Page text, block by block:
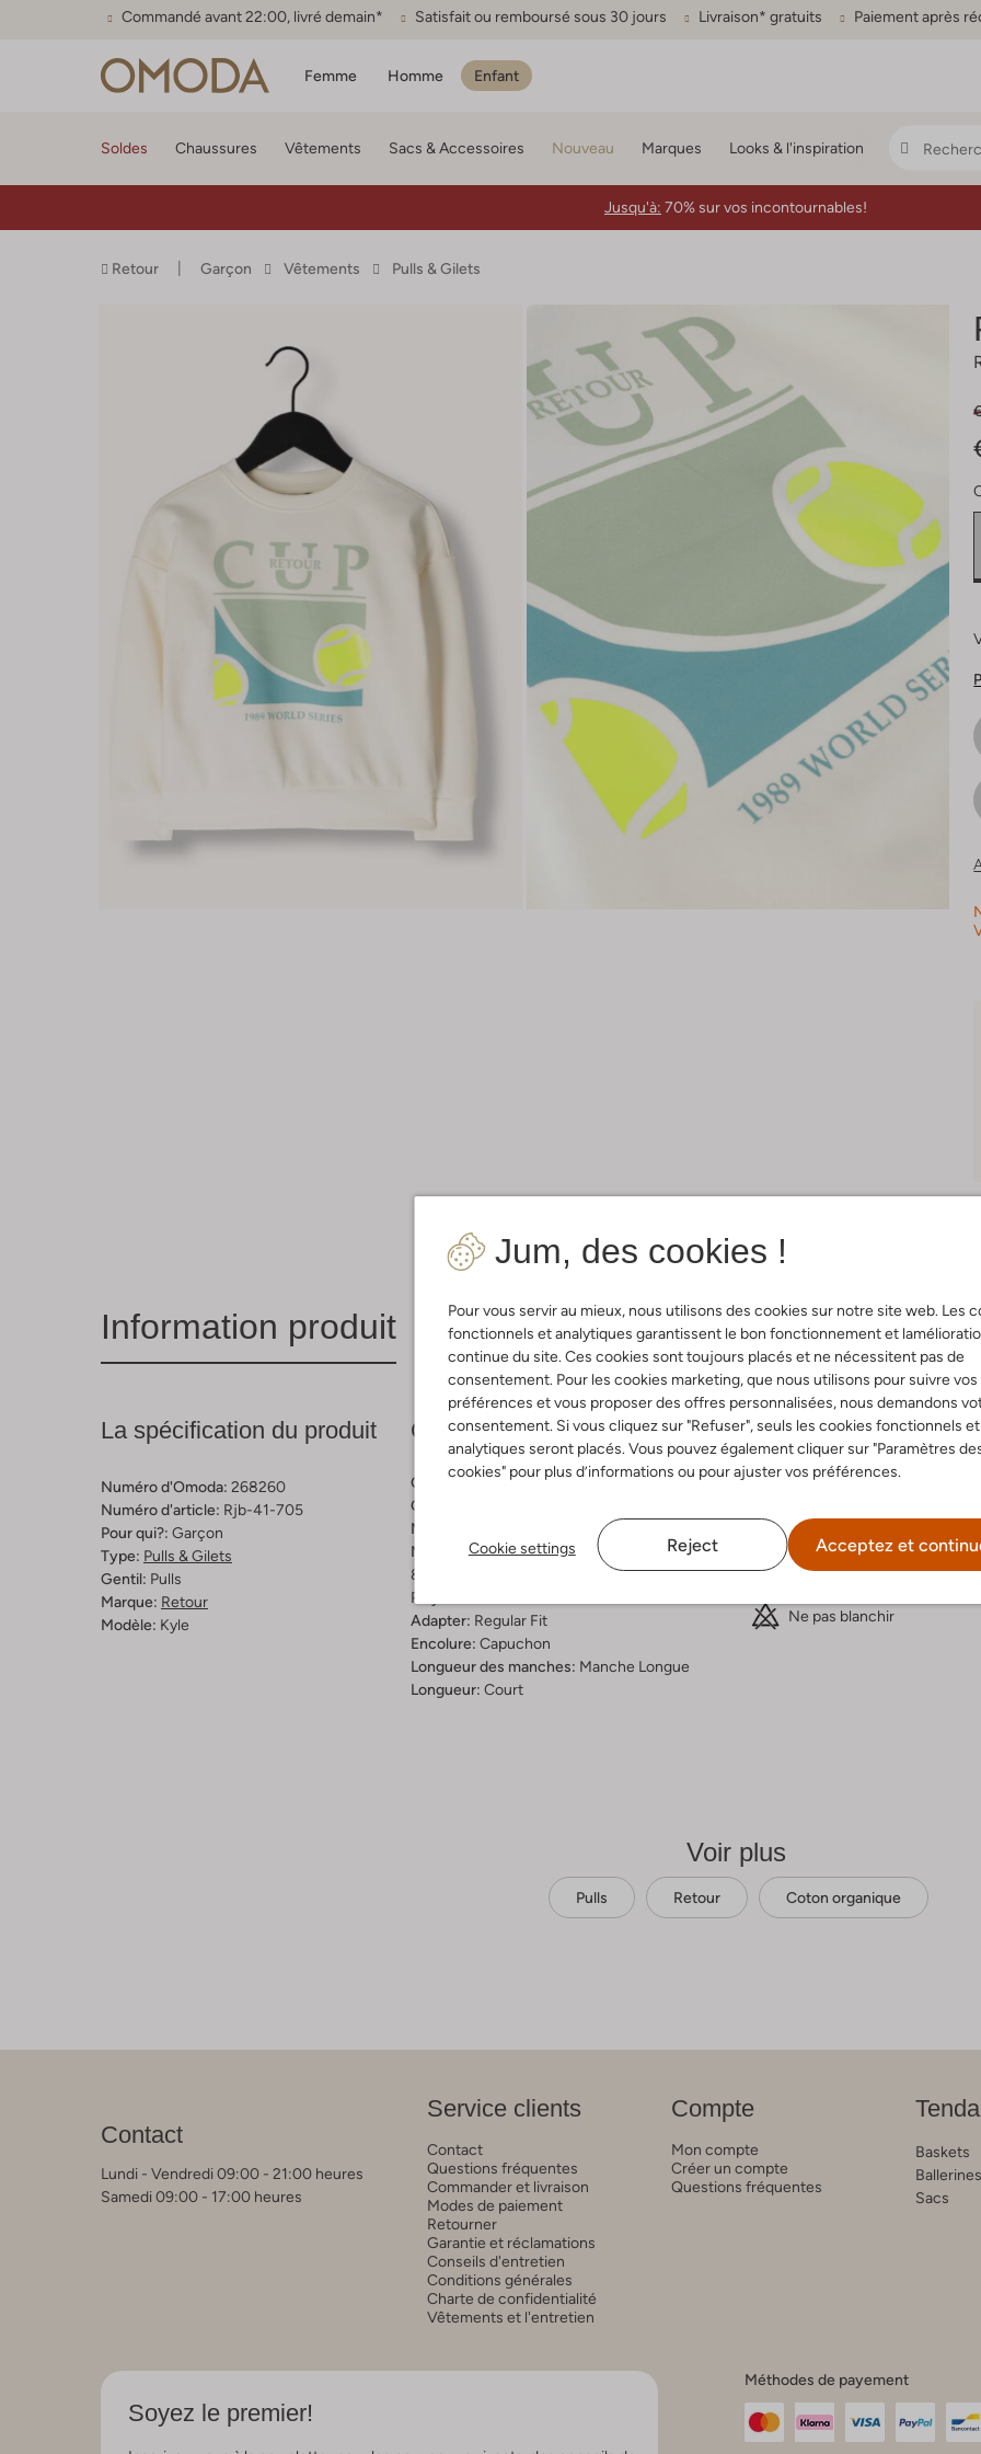
Commandé avant 22:00, livré demain* Satisfait ou remboursé sous 30 jours Livraison* gratuits Paiement après
Femme Homme Enfant
Jum, des cookies !
Pour vous servir au mieux, nous utilisons des cookies sur notre site web. Les
fonctionnels et analytiques garantissent le bon fonctionnement et
continue du site. Ces cookies sont toujours placés et ne nécessitent pas de
consentement. Pour les cookies marketing, que nous utilisons pour suivre vos
préférences et vous proposer des offres personnalisées, nous demandons
consentement. Si vous cliquez sur "Refuser", seuls les cookies fonctionnels et
analytiques seront placés. Vous pouvez également cliquer sur "Paramètres
cookies" pour plus d’informations ou pour ajuster vos préférences.
Cookie settings Reject Acceptez et
Soldes Chaussures Vêtements Sacs & Accessoires Nouveau Marques Looks & l'inspiration
Jusqu'à: 70% sur vos incontournables!
Retour Garçon Vêtements Pulls & Gilets
Information produit Livraison & retours
La spécification du produit
Numéro d'Omoda: 268260
Numéro d'article: Rjb-41-705
Pour qui?: Garçon
Type: Pulls & Gilets
Gentil: Pulls
Marque: Retour
Modèle: Kyle
Composition & Ajustement
Couleur:Blanc
Cartouche:
Matériel:
Materiaalpercentages:
85% Biologisch Katoen, 15% Gerecycled
Polyester
Adapter: Regular Fit
Encolure: Capuchon
Longueur des manches: Manche Longue
Longueur: Court
Instructions de lavage
Max. 110 °C
Ne pas sécher en machine
Ne pas blanchir
Voir plus
Pulls Retour Coton organique
Contact
Lundi - Vendredi 09:00 - 21:00 heures
Samedi 09:00 - 17:00 heures
Service clients
Contact
Questions fréquentes
Commander et livraison
Modes de paiement
Retourner
Garantie et réclamations
Conseils d'entretien
Conditions générales
Charte de confidentialité
Vêtements et l'entretien
Compte
Mon compte
Créer un compte
Questions fréquentes
Baskets
Ballerines
Sacs
Soyez le premier!
Méthodes de payement